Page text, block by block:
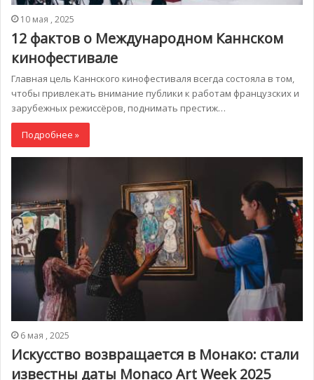
10 мая , 2025
12 фактов о Международном Каннском
кинофестивале
Главная цель Каннского кинофестиваля всегда состояла в том,
чтобы привлекать внимание публики к работам французских и
зарубежных режиссёров, поднимать престиж…
Подробнее »
6 мая , 2025
Искусство возвращается в Монако: стали
известны даты Monaco Art Week 2025